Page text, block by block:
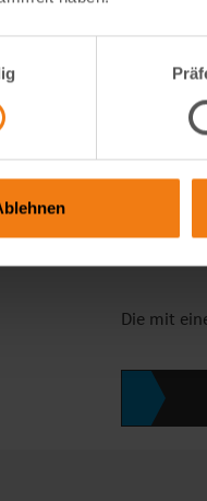
Die mit